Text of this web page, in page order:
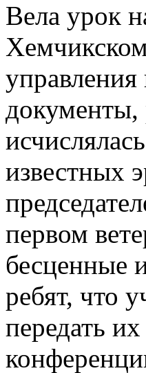
Вела урок
документы,
известных
первом
бесценные
ребят, что
передать